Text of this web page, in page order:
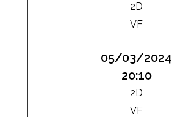
2D
VF
05/03/2024
20:10
2D
VF